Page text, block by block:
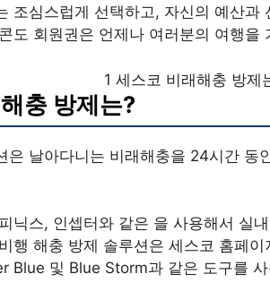
조심스럽게 선택하고, 자신의 예산과
도 회원권은 언제나 여러분의 여행을
1 세스코 비래해충 방제
충 방제는?
은 날아다니는 비래해충을 24시간 동
닉스, 인셉터와 같은 을 사용해서 실
행 해충 방제 솔루션은 세스코 홈페
Blue 및 Blue Storm과 같은 도구를